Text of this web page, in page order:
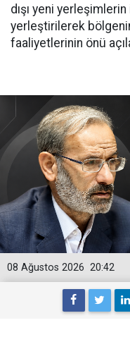
dışı yeni
yerleştirilerek
faaliyetlerinin önü
20:42
08 Ağustos 2026